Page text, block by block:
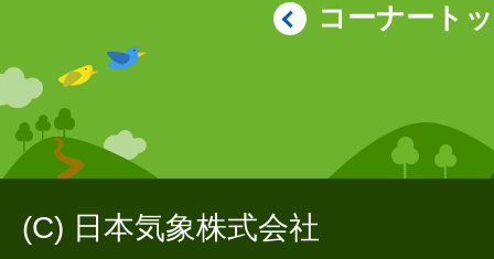
コーナート
(C) 日本気象株式会社